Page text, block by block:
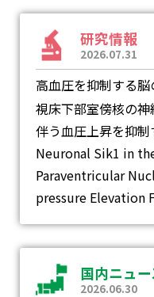
研究情報
2026.07.31
高血圧を抑制する
視床下部室傍核の
伴う血圧上昇を抑制
Neuronal Sik1 in
Paraventricular
pressure Elevation
国内ニュー
2026.06.30